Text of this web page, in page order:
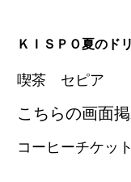
ＫＩＳＰＯ夏のド
喫茶 セピア
こちらの画面
コーヒーチケッ